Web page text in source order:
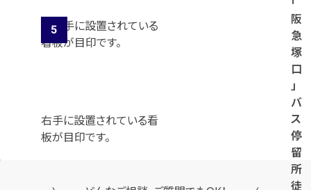
阪
急
塚
口
」
バ
ス
停
留
所
徒
右手に設置されている看
板が目印です。